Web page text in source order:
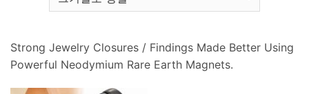
Strong Jewelry Closures / Findings Made Better Using
Powerful Neodymium Rare Earth Magnets.